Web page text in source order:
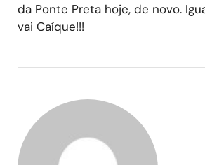
da Ponte Preta hoje, de novo.
vai Caíque!!!